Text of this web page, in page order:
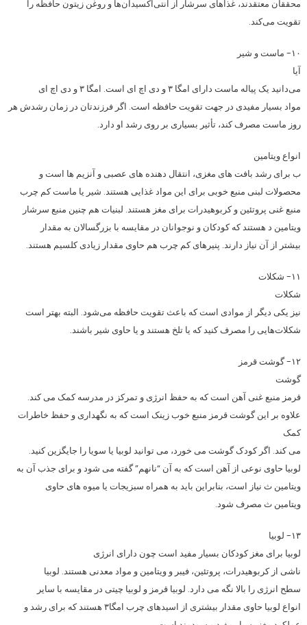
محققان معتقدند، غذاهای سرشار از آنتی‌اکسیدان‌ها و روغن زیتون حافظه را
تقویت می‌کند.
۱۰- ماست و شیر
آیا
می‌دانید یک پیاله ماست دارای امگا ۳ و دی اچ ای است. امگا ۳ و دی اچ ای
مواد بسیار مفیدی در جهت تقویت حافظه است. اگر فرزندتان در زمان رشدش هر
روز ماست مصرف کند، تأثیر بسیاری بر روی رشد او دارد.
انواع ویتامین
ب برای رشد بافت های مغزی، انتقال دهنده های عصبی و آنزیم ها است و
محصولات لبنی منبع خوبی برای این مواد غذایی هستند. شیر یا ماست کم چرب
منبع غنی پروتئین و کربوهیدرات برای مغز هستند. لبنیات هم چنین منبع سرشار
ویتامین د هستند که کودکان و نوجوانان در مقایسه با بزرگسالان به مقدار
بیشتر از آن نیاز دارند. پنیرهای کم چرب هم حاوی مقدار زیادی کلسیم هستند.
۱۱- شکلات
شکلات
نیز یکی دیگر از موادی است که باعث تقویت حافظه می‌شود. البته بهتر است
شکلات‌هایی را مصرف کنید که یا تلخ هستند و یا حاوی شیر باشند.
۱۲- گوشت قرمز
گوشت
قرمز منبع غنی آهن است که به حفظ انرژی و تمرکز در مدرسه کمک می کند.
علاوه بر این گوشت قرمز منبع خوب زینک است که به نگهداری و حفظ خاطرات
کمک
می کند. اگر کودک گوشت می خورد، می توانید لوبیا یا سویا را جایگزین کنید.
لوبیا حاوی نوعی از آهن است که به آن “نانهم” گفته می شود و برای جذب آن به
ویتامین ث نیاز است، بنابراین باید به همراه سبزیجات یا میوه های حاوی
ویتامین ث مصرف شود.
۱۳- لوبیا
لوبیا برای مغز کودکان بسیار مفید است چون دارای انرژی
ناشی از کربوهیدرات، پروتئین، فیبر و ویتامین و مواد معدنی هستند. لوبیا
سطح انرژی را بالا نگه می دارد. لوبیا قرمز و لوبیا چیتی در مقایسه با سایر
انواع لوبیا حاوی مقدار بیشتری از اسیدهای چرب امگا۳ هستند که برای رشد و